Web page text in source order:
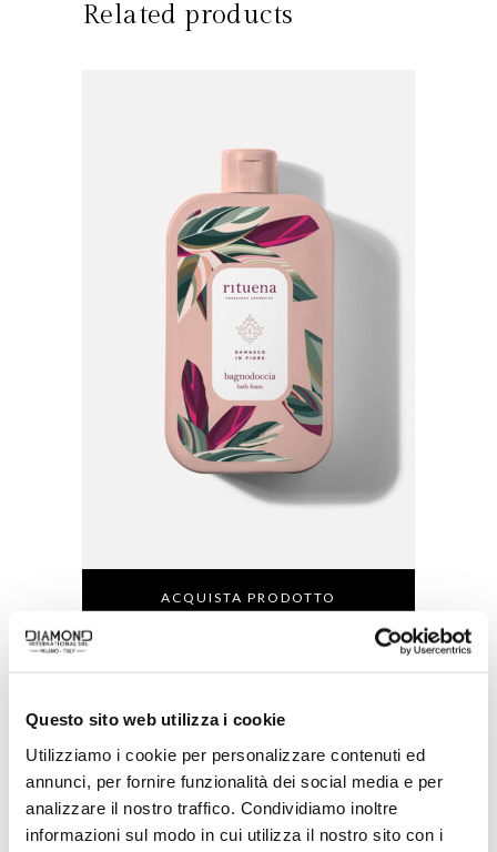
Questo sito web utilizza i cookie
Utilizziamo i cookie per personalizzare contenuti ed
annunci, per fornire funzionalità dei social media e per
analizzare il nostro traffico. Condividiamo inoltre
informazioni sul modo in cui utilizza il nostro sito con i
Related products
ACQUISTA PRODOTTO